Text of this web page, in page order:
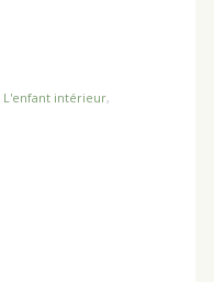
L'enfant intérieur,